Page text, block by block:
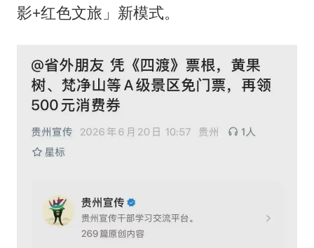
影+红色文旅」新模式。